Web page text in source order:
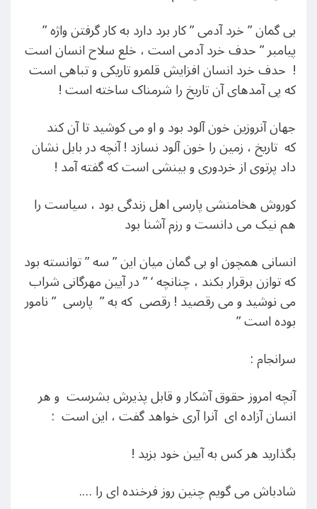
بی گمان ” خرد آدمی ” کار برد دارد به کار گرفتن واژه ”
پیامبر ” حدف خرد آدمی است ، خلع سلاح انسان است
! حدف خرد انسان افزایش قلمرو تاریکی و تباهی است
که پی آمدهای آن تاریخ را شرمناک ساخته است !
جهان آنروزین خون آلود بود و او می کوشید تا آن کند
که تاریخ ، زمین را خون آلود نسازد ! آنچه در بابل نشان
داد پرتوی از خردوری و بینشی است که گفته آمد !
کوروش هخامنشی پارسی اهل زندگی بود ، سیاست را
هم نیک می دانست و رزم آشنا بود
انسانی همچون او بی گمان میان این ” سه ” توانسته بود
که توازن برقرار بکند ، چنانچه ‘ ” در آیین مهرگانی شراب
می نوشید و می رقصید ! رقصی که به ” پارسی ” نامور
بوده است ”
سرانجام :
آنچه امروز حقوق آشکار و قابل پذیرش بشرست و هر
انسان آزاده ای آنرا آری خواهد گفت ، این است :
بگذارید هر کس به آیین خود بزید !
شادباش می گویم چنین روز فرخنده ای را ….